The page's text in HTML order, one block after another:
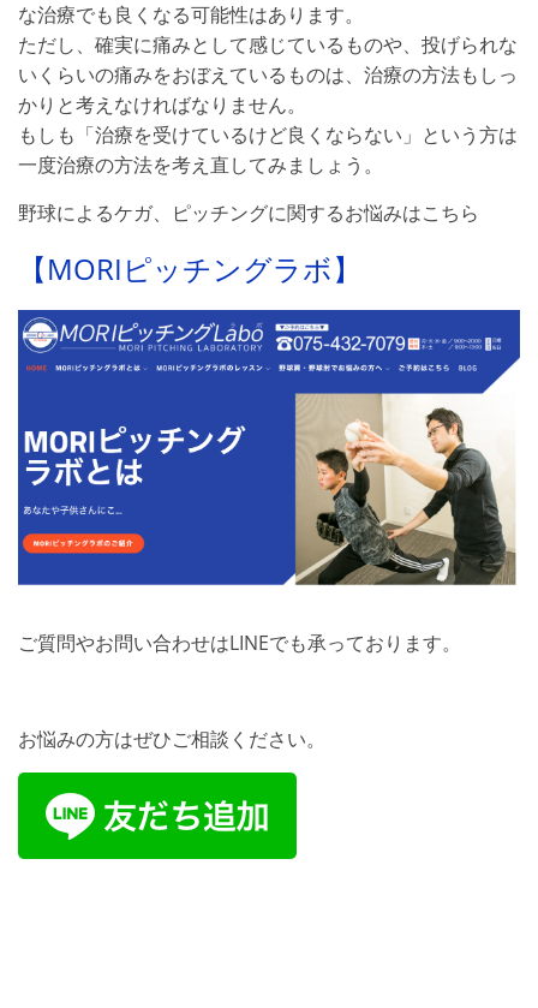
な治療でも良くなる可能性はあります。
ただし、確実に痛みとして感じているものや、投げられな
いくらいの痛みをおぼえているものは、治療の方法もしっ
かりと考えなければなりません。
もしも「治療を受けているけど良くならない」という方は
一度治療の方法を考え直してみましょう。
野球によるケガ、ピッチングに関するお悩みはこちら
【MORIピッチングラボ】
ご質問やお問い合わせはLINEでも承っております。
お悩みの方はぜひご相談ください。